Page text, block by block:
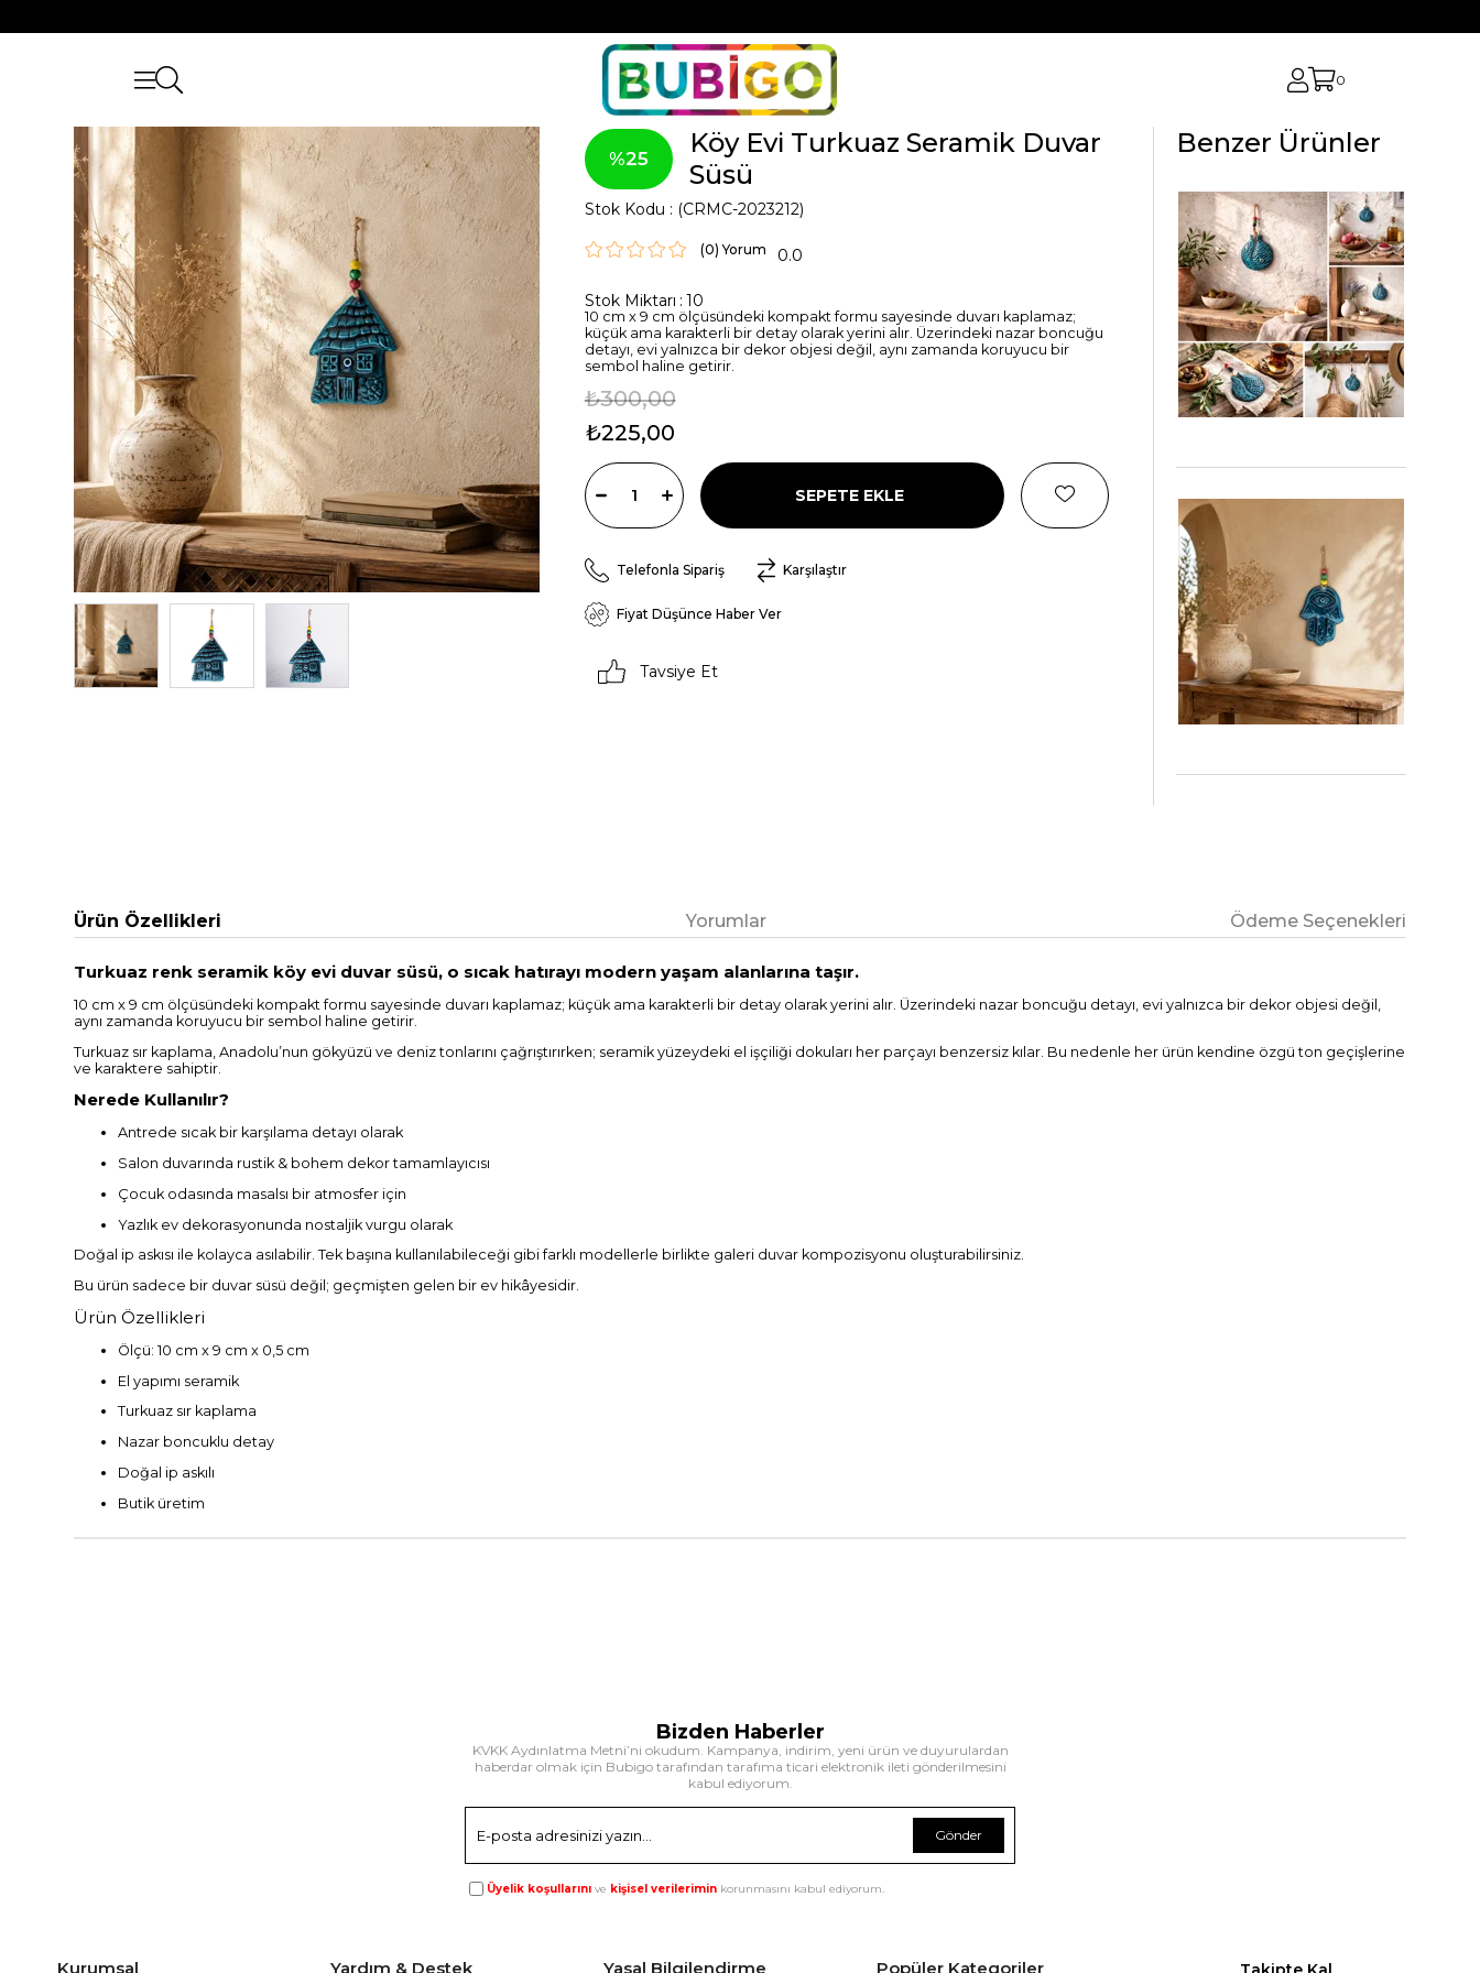
0
25
Köy Evi Turkuaz Seramik Duvar
Süsü
Stok Kodu (CRMC-2023212)
(0) 0.0
Stok Miktarı : 10
10 cm x 9 cm ölçüsündeki kompakt formu sayesinde duvarı kaplamaz;
küçük ama karakterli bir detay olarak yerini alır. Üzerindeki nazar boncuğu
detayı, evi yalnızca bir dekor objesi değil, aynı zamanda koruyucu bir
sembol haline getirir.
₺300,00
₺225,00
Telefonla Sipariş Karşılaştır
Fiyat Düşünce Haber Ver
Tavsiye Et
Benzer Ürünler
Ürün Özellikleri Yorumlar Ödeme Seçenekleri
Turkuaz renk seramik köy evi duvar süsü, o sıcak hatırayı modern yaşam alanlarına taşır.
10 cm x 9 cm ölçüsündeki kompakt formu sayesinde duvarı kaplamaz; küçük ama karakterli bir detay olarak yerini alır. Üzerindeki nazar boncuğu detayı, evi yalnızca bir dekor objesi değil,
aynı zamanda koruyucu bir sembol haline getirir.
Turkuaz sır kaplama, Anadolu’nun gökyüzü ve deniz tonlarını çağrıştırırken; seramik yüzeydeki el işçiliği dokuları her parçayı benzersiz kılar. Bu nedenle her ürün kendine özgü ton geçişlerine
ve karaktere sahiptir.
Nerede Kullanılır?
Antrede sıcak bir karşılama detayı olarak
Salon duvarında rustik & bohem dekor tamamlayıcısı
Çocuk odasında masalsı bir atmosfer için
Yazlık ev dekorasyonunda nostaljik vurgu olarak
Doğal ip askısı ile kolayca asılabilir. Tek başına kullanılabileceği gibi farklı modellerle birlikte galeri duvar kompozisyonu oluşturabilirsiniz.
Bu ürün sadece bir duvar süsü değil; geçmişten gelen bir ev hikâyesidir.
Ürün Özellikleri
Ölçü: 10 cm x 9 cm x 0,5 cm
El yapımı seramik
Turkuaz sır kaplama
Nazar boncuklu detay
Doğal ip askılı
Butik üretim
Bizden Haberler
KVKK Aydınlatma Metni’ni okudum. Kampanya, indirim, yeni ürün ve duyurulardan
haberdar olmak için Bubigo tarafından tarafıma ticari elektronik ileti gönderilmesini
kabul ediyorum.
Gönder
Üyelik koşullarını ve kişisel verilerimin korunmasını kabul ediyorum.
Kurumsal Yardım & Destek Yasal Bilgilendirme Popüler Kategoriler